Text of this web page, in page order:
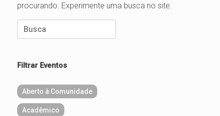
procurando. Experimente uma busca no site.
Search
for:
Filtrar Eventos
Aberto à Comunidade
Acadêmico